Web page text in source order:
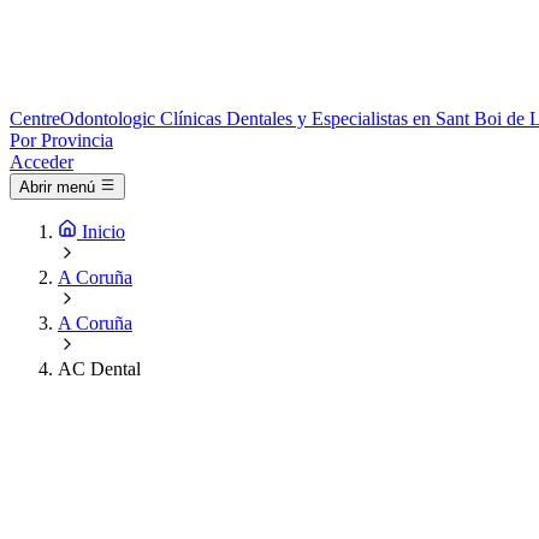
CentreOdontologic Clínicas Dentales y Especialistas en Sant Boi de
Por Provincia
Acceder
Abrir menú
Inicio
A Coruña
A Coruña
AC Dental